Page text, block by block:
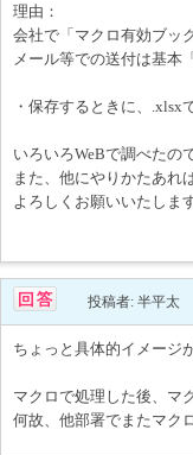
理由：
会社で「マクロ有効ブッ
メール等での送付は基本
・保存するときに、
いろいろWeBで調べたの
また、他にやりかたあれ
よろしくお願いいたします
投稿者: 半平太
ちょっと具体的イメージ
マクロで処理した後、マ
何故、他部署でまたマク